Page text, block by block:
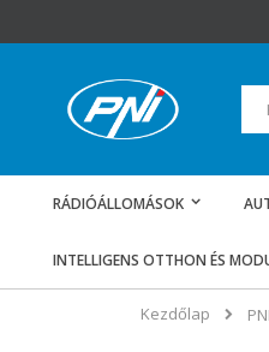
a
RÁDIÓÁLLOMÁSOK
INTELLIGENS OTTHON ÉS
Kezdőlap